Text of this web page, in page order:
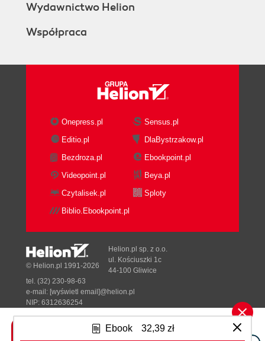
Ebook 32,39 zł
Wydawnictwo Helion
Współpraca
Onepress.pl
Sensus.pl
Editio.pl
DlaBystrzakow.pl
Bezdroza.pl
Ebookpoint.pl
Videopoint.pl
Beya.pl
Czytalisek.pl
Sploty
Biblio.Ebookpoint.pl
Tonik.pl
© Helion.pl 1991-2026
Helion.pl sp. z o.o.
ul. Kościuszki 1c
44-100 Gliwice
tel. (32) 230-98-63
e-mail: [wyświetl email]@helion.pl
NIP: 6312636254